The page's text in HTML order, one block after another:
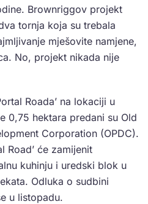
Brownriggov projekt
tornja koja su trebala
mješovite namjene,
No, projekt nikada nije
Roada’ na lokaciji u
0,75 hektara predani su Old
Corporation (OPDC).
Road’ će zamijenit
kuhinju i uredski blok u
Odluka o sudbini
u listopadu.